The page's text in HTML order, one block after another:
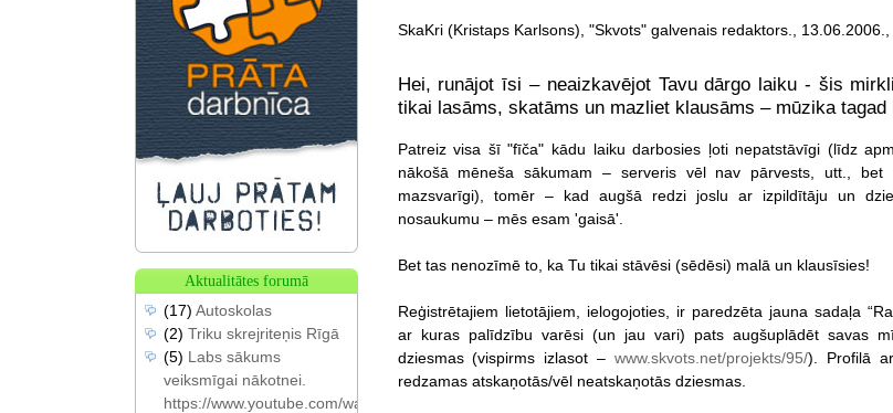
SkaKri (Kristaps Karlsons), "Skvots" galvenais redaktors.,
Hei, runājot īsi – neaizkavējot Tavu dārgo laiku - šis
tikai lasāms, skatāms un mazliet klausāms – mūzika tagad
Patreiz visa šī "fīča" kādu laiku darbosies ļoti nepatstāvīgi (līdz
nākošā mēneša sākumam – serveris vēl nav pārvests, utt., bet
mazsvarīgi), tomēr – kad augšā redzi joslu ar izpildītāju un
nosaukumu – mēs esam 'gaisā'.
Bet tas nenozīmē to, ka Tu tikai stāvēsi (sēdēsi) malā un klausīsies!
Reģistrētajiem lietotājiem, ielogojoties, ir paredzēta jauna sadaļa
ar kuras palīdzību varēsi (un jau vari) pats augšuplādēt savas
dziesmas (vispirms izlasot – www.skvots.net/projekts/95/). Profilā
redzamas atskaņotās/vēl neatskaņotās dziesmas.
Aktualitātes forumā
(17) Autoskolas
(2) Triku skrejriteņis Rīgā
(5) Labs sākums
veiksmīgai nākotnei.
https://www.youtube.com/watch?